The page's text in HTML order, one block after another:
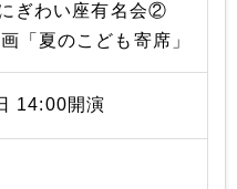
ぎわい座有名会②
「夏のこども寄席」
14:00開演